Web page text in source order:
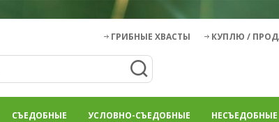
ГРИБНЫЕ ХВАСТЫ КУПЛЮ /
СЪЕДОБНЫЕ УСЛОВНО-СЪЕДОБНЫЕ НЕСЪЕДОБНЫЕ